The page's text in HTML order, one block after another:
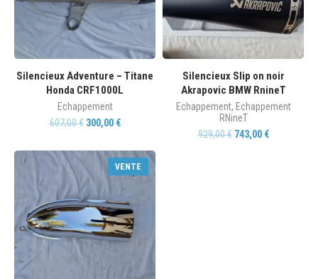
Silencieux Adventure – Titane
Honda CRF1000L
Echappement
607,00€ 300,00 €
Silencieux Slip on noir
Akrapovic BMW RnineT
Echappement, Echappement
RNineT
929,00€ 743,00 €
VENTE